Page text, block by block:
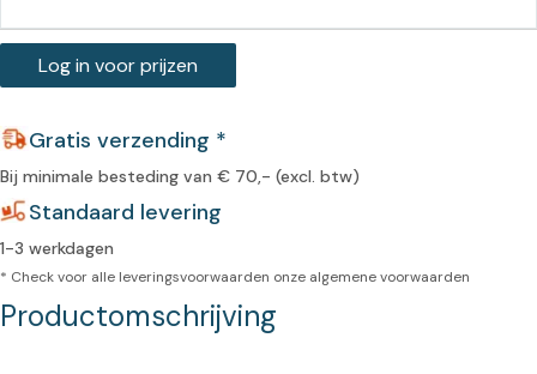
Log in voor prijzen
Gratis verzending *
Bij minimale besteding van € 70,- (excl. btw)
Standaard levering
1-3 werkdagen
* Check voor alle leveringsvoorwaarden onze algemene voorwaarden
Productomschrijving